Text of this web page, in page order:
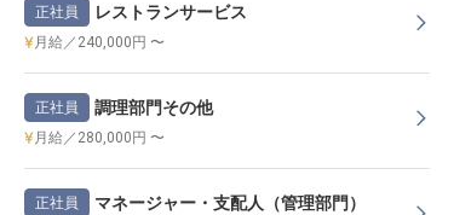
正社員 レストランサービス
月給／240,000円 〜
正社員 調理部門その他
月給／280,000円 〜
正社員 マネージャー・支配人（管理部門）